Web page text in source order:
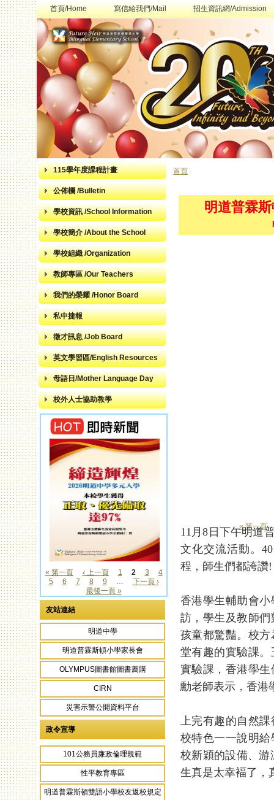
首頁/Home 寫信給我們/Mail 招生資訊網/Admission
115學年度課程計畫
公佈欄 /Bulletin
學校資訊 /School Information
學校簡介 /About the School
學校組織 /Organization
教師專區 /Our Teachers
我們的榮耀 /Honor Board
私中捷報
徵才訊息 /Job Board
英文學習區/English Resources
母語日/Mother Language Day
校外人士協助教學
頁面
« 第一頁 ‹ 上一頁 1 2 3
4
5
6 7 8 9 …
下一頁 ›
最後一頁 »
友站連結
明道中學
明道普霖斯頓小學家長會
OLYMPUS圖書館圖書薦購
CIRN
災害示警公開資料平台
政令宣導
101公務員廉政倫理規範
性平教育專區
明道普霖斯頓雙語小學校友返校規定
首頁
明道普霖
頁面
« 第一頁
11月8日下午明道
文化交流活動。
程，師生們都誇讚!
香港學生輔助會
訪，學生及教師
孩童都驚豔。校
堂有趣的實驗課
實驗課，香港學
勳老師表示，香港
上完有趣的自然
校特色一一說明
校新穎的設備、
生真是太幸褔了，